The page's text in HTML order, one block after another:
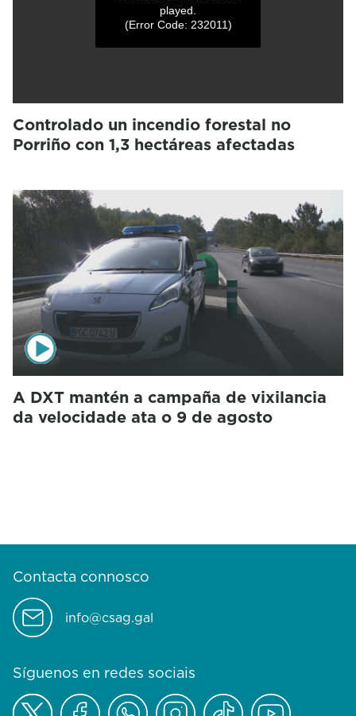
played.
(Error Code: 232011)
Controlado un incendio forestal no
Porriño con 1,3 hectáreas afectadas
A DXT mantén a campaña de vixilancia
da velocidade ata o 9 de agosto
Contacta connosco
info@csag.gal
Síguenos en redes sociais